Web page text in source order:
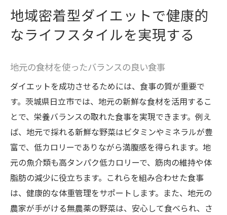
地域密着型ダイエットで健康的
なライフスタイルを実現する
地元の食材を使ったバランスの良い食事
ダイエットを成功させるためには、食事の質が重要で
す。茨城県日立市では、地元の新鮮な食材を活用するこ
とで、栄養バランスの取れた食事を実現できます。例え
ば、地元で採れる新鮮な野菜はビタミンやミネラルが豊
富で、低カロリーでありながら満腹感を得られます。地
元の魚介類も高タンパク低カロリーで、筋肉の維持や体
脂肪の減少に役立ちます。これらを組み合わせた食事
は、健康的な体重管理をサポートします。また、地元の
農家が手がける無農薬の野菜は、安心して食べられ、さ